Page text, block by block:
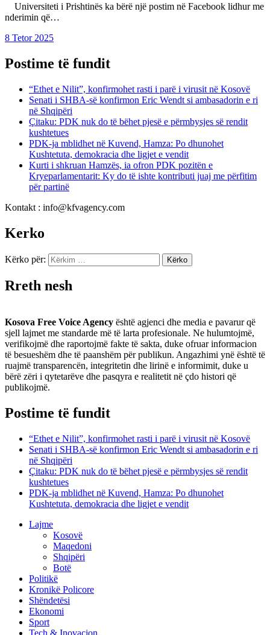
Universiteti i Prishtinës ka bërë një postim në Facebook lidhur me
nderimin që…
8 Tetor 2025
Postime të fundit
“Ethet e Nilit”, konfirmohet rasti i parë i virusit në Kosovë
Senati i SHBA-së konfirmon Eric Wendt si ambasadorin e ri
në Shqipëri
​Çitaku: PDK nuk do të bëhet pjesë e përmbysjes së rendit
kushtetues
PDK-ja mblidhet në Kuvend, Hamza: Po dhunohet
Kushtetuta, demokracia dhe ligjet e vendit
Kurti i shkruan Hamzës, ia ofron PDK pozitën e
Kryeparlamentarit: Ky do të ishte kontributi juaj me përfitim
për partinë
Kontakt : info@kfvagency.com
Kerko
Kërko për:
Rreth nesh
Kosova Free Voice Agency është agjenci dhe media e pavarur që
sjell lajmet me standarde më të larta profesionale. Ne hulumtojmë,
verifikojmë dhe raportojmë fakte të sakta, duke ofruar informacion
të besueshëm dhe të paanshëm për publikun. Angazhimi ynë është të
ruajmë transparencën, integritetin dhe lirinë e informimit, duke u
bërë zëri i qytetarëve dhe pasqyra e realitetit në çdo histori që
publikojmë.
Postime të fundit
“Ethet e Nilit”, konfirmohet rasti i parë i virusit në Kosovë
Senati i SHBA-së konfirmon Eric Wendt si ambasadorin e ri
në Shqipëri
​Çitaku: PDK nuk do të bëhet pjesë e përmbysjes së rendit
kushtetues
PDK-ja mblidhet në Kuvend, Hamza: Po dhunohet
Kushtetuta, demokracia dhe ligjet e vendit
Lajme
Kosovë
Maqedoni
Shqipëri
Botë
Politikë
Kronikë Policore
Shëndetësi
Ekonomi
Sport